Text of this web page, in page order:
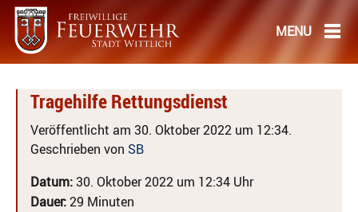
Tragehilfe Rettungsdienst
Veröffentlicht am 30. Oktober 2022 um 12:34.
Geschrieben von SB
Datum:30. Oktober 2022 um 12:34 Uhr
Dauer:29 Minuten